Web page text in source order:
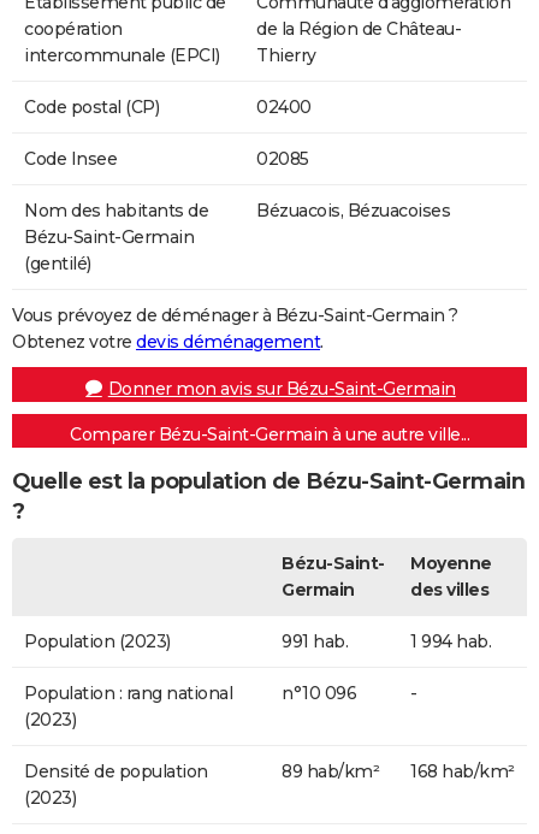
coopération
intercommunale (EPCI)
de la Région de Château-
Thierry
Code postal (CP) 02400
Code Insee 02085
Nom des habitants de
Bézu-Saint-Germain
(gentilé)
Bézuacois, Bézuacoises
Vous prévoyez de déménager à Bézu-Saint-Germain ?
Obtenez votre devis déménagement.
Donner mon avis sur Bézu-Saint-Germain
Comparer Bézu-Saint-Germain à une autre ville...
Quelle est la population de Bézu-Saint-Germain
?
Bézu-Saint-
Germain
Moyenne
des villes
Population (2023) 991 hab. 1 994 hab.
Population : rang national
(2023)
n°10 096 -
Densité de population
(2023)
89 hab/km² 168 hab/km²